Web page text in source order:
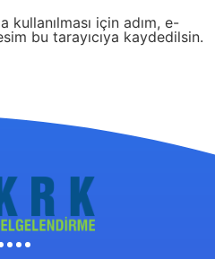
kullanılması için adım, e-
bu tarayıcıya kaydedilsin.